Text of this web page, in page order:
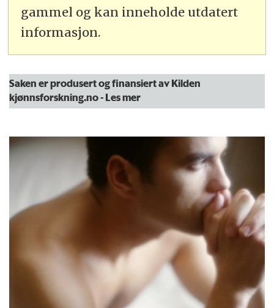
gammel og kan inneholde utdatert
informasjon.
Saken er produsert og finansiert av Kilden
kjønnsforskning.no- Les mer